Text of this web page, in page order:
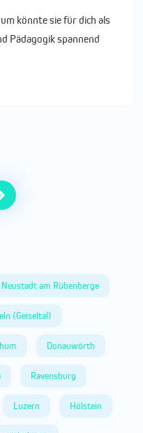
könnte sie für dich als
Pädagogik spannend
Neustadt am Rübenberge
(Geiseltal)
Donauwörth
Ravensburg
Luzern Hölstein